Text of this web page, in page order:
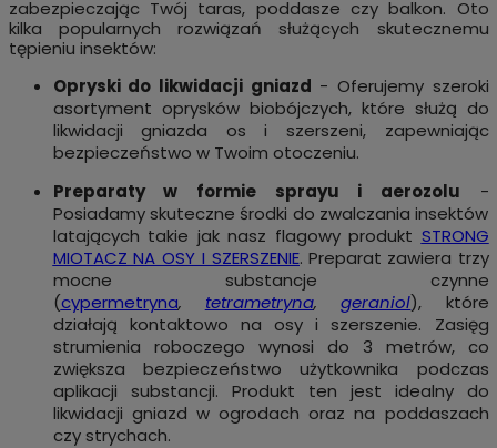
zabezpieczając Twój taras, poddasze czy balkon. Oto
kilka popularnych rozwiązań służących skutecznemu
tępieniu insektów:
Opryski do likwidacji gniazd - Oferujemy szeroki
asortyment oprysków biobójczych, które służą do
likwidacji gniazda os i szerszeni, zapewniając
bezpieczeństwo w Twoim otoczeniu.
Preparaty w formie sprayu i aerozolu -
Posiadamy skuteczne środki do zwalczania insektów
latających takie jak nasz flagowy produkt STRONG
MIOTACZ NA OSY I SZERSZENIE. Preparat zawiera trzy
mocne substancje czynne
(cypermetryna, tetrametryna,geraniol), które
działają kontaktowo na osy i szerszenie. Zasięg
strumienia roboczego wynosi do 3 metrów, co
zwiększa bezpieczeństwo użytkownika podczas
aplikacji substancji. Produkt ten jest idealny do
likwidacji gniazd w ogrodach oraz na poddaszach
czy strychach.